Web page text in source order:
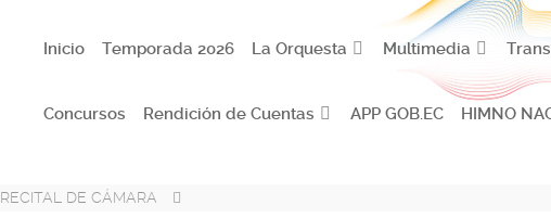
Inicio Temporada 2026 La Orquesta Multimedia
Concursos Rendición de Cuentas APP GOB.EC HIMNO
RECITAL DE CÁMARA